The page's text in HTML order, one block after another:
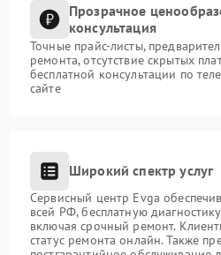
Прозрачное
консультация
Точные прайс-листы,
ремонта, отсутствие скрытых
бесплатной консультации по
сайте
Широкий спектр услуг
Сервисный центр Evga
всей РФ, бесплатную
включая срочный ремонт.
статус ремонта онлайн. Также